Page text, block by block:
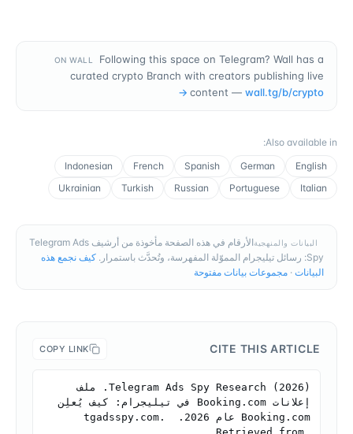
ON WALL
Following this space on Telegram? Wall has a
curated crypto Branch with creators publishing live
content — wall.tg/b/crypto
→
Also available in
:
English
German
Spanish
French
Indonesian
Italian
Portuguese
Russian
Turkish
Ukrainian
البيانات والمنهجية
الأرقام في هذه الصفحة مأخوذة من أرشيف Telegram Ads
Spy: رسائل تيليجرام المموّلة المفهرسة، وتُحدَّث باستمرار.
كيف نجمع هذه
البيانات · مجموعات بيانات مفتوحة
CITE THIS ARTICLE
COPY LINK
Telegram Ads Spy Research (2026). ملف
إعلانات Booking.com في تيليجرام: كيف يُعلِن
Booking.com عام 2026. tgadsspy.com.